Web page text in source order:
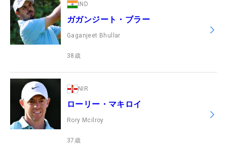
IND
ガガンジート・ブラー
Gaganjeet Bhullar
38 歳
NIR
ローリー・マキロイ
Rory Mcilroy
37 歳